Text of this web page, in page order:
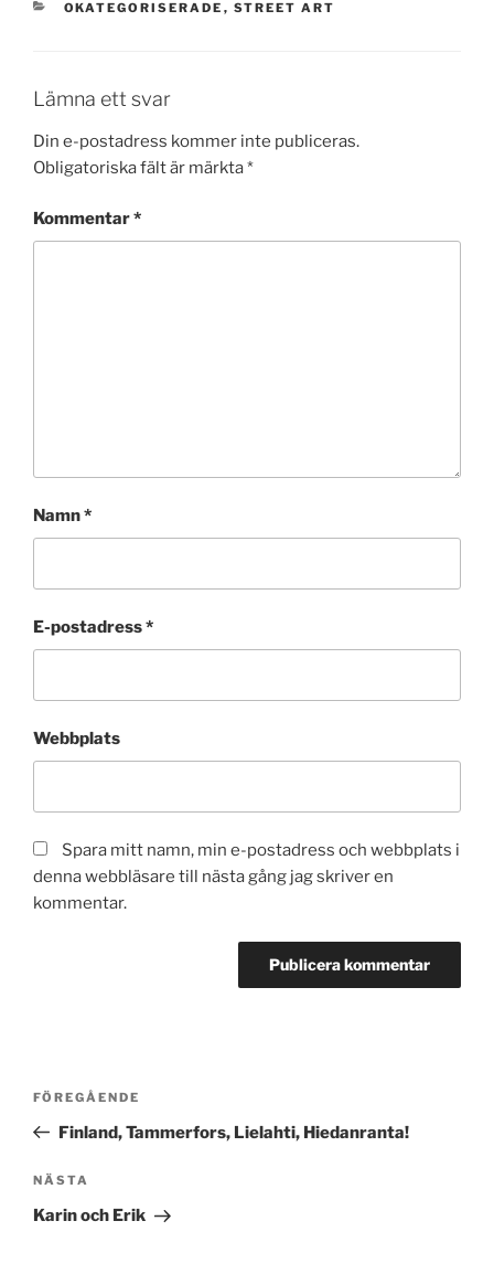
KATEGORIER
OKATEGORISERADE , STREET ART
Lämna ett svar
Din e-postadress kommer inte publiceras.
Obligatoriska fält är märkta*
Kommentar*
Namn*
E-postadress*
Webbplats
Spara mitt namn, min e-postadress och webbplats i
denna webbläsare till nästa gång jag skriver en
kommentar.
Inläggsnavigering
Föregående
inlägg
FÖREGÅENDE
Finland, Tammerfors, Lielahti, Hiedanranta!
Nästa
inlägg
NÄSTA
Karin och Erik